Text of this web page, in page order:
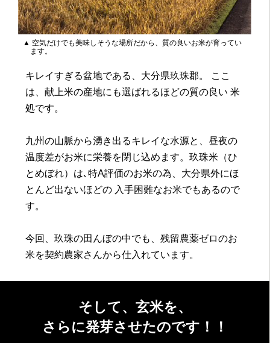
▲ 空気だけでも美味しそうな場所だから、質の良いお米が育ってい
ます。
キレイすぎる盆地である、大分県玖珠郡。 ここ
は、献上米の産地にも選ばれるほどの質の良い 米
処です。
九州の山脈から湧き出るキレイな水源と、昼夜の
温度差がお米に栄養を閉じ込めます。玖珠米（ひ
とめぼれ）は､特A評価のお米の為、大分県外にほ
とんど出ないほどの 入手困難なお米でもあるので
す。
今回、玖珠の田んぼの中でも、残留農薬ゼロのお
米を契約農家さんから仕入れています。
そして、玄米を、
さらに発芽させたのです！！